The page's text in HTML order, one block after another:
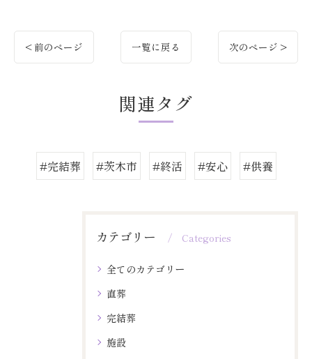
< 前のページ 一覧に戻る 次のページ >
関連タグ
#完結葬 #茨木市 #終活 #安心 #供養
カテゴリー Categories
全てのカテゴリー
直葬
完結葬
施設